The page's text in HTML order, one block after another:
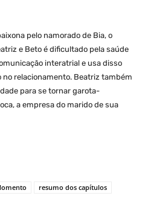
pelo namorado de Bia, o
e Beto é dificultado pela saúde
interatrial e usa disso
relacionamento. Beatriz também
para se tornar garota-
a empresa do marido de sua
resumo dos capítulos